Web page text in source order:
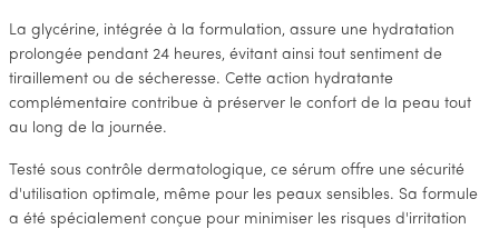
La glycérine, intégrée à la formulation, assure une hydratation
prolongée pendant 24 heures, évitant ainsi tout sentiment de
tiraillement ou de sécheresse. Cette action hydratante
complémentaire contribue à préserver le confort de la peau tout
au long de la journée.
Testé sous contrôle dermatologique, ce sérum offre une sécurité
d'utilisation optimale, même pour les peaux sensibles. Sa formule
a été spécialement conçue pour minimiser les risques d'irritation